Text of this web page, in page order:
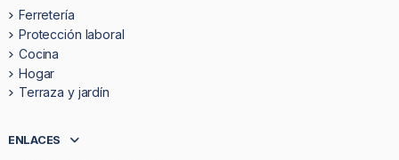
Ferretería
Protección laboral
Cocina
Hogar
Terraza y jardín
ENLACES